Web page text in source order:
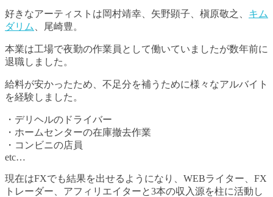
好きなアーティストは岡村靖幸、矢野顕子、槇原敬之、 キム
ダリム
、尾崎豊。
本業は工場で夜勤の作業員として働いていましたが数年前に
退職しました。
給料が安かったため、不足分を補うために様々なアルバイト
を経験しました。
・デリヘルのドライバー
・ホームセンターの在庫撤去作業
・コンビニの店員
etc…
現在はFXでも結果を出せるようになり、WEBライター、FX
トレーダー、アフィリエイターと3本の収入源を柱に活動し